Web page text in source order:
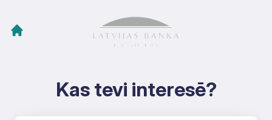
Kas tevi interesē?